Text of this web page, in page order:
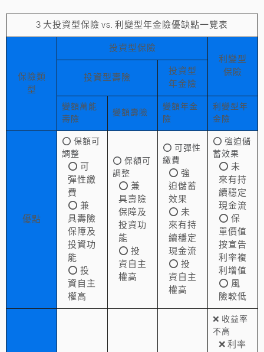
3 大投資型保險 vs. 利變型年金險優缺點一覽表
保險類
型
投資型保險
利變型
保險
投資型壽險
投資型
年金險
變額萬能
壽險
變額壽險
變額年金
險
利變型年
金險
優點
⭕ 保額可
調整
⭕ 可
彈性繳
費
⭕ 兼
具壽險
保障及
投資功
能
⭕ 投
資自主
權高
⭕ 保額可
調整
⭕ 兼
具壽險
保障及
投資功
能
⭕ 投
資自主
權高
⭕ 可彈性
繳費
⭕ 強
迫儲蓄
效果
⭕ 未
來有持
續穩定
現金流
⭕ 投
資自主
權高
⭕ 強迫儲
蓄效果
⭕ 未
來有持
續穩定
現金流
⭕ 保
單價值
按宣告
利率複
利增值
⭕ 風
險較低
❌ 收益率
不高
❌ 利率